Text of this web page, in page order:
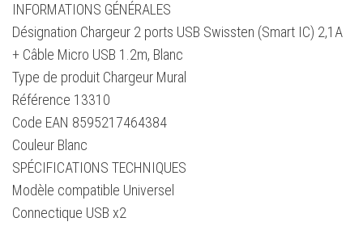
INFORMATIONS GÉNÉRALES
Désignation Chargeur 2 ports USB Swissten (Smart IC) 2,1A
+ Câble Micro USB 1.2m, Blanc
Type de produit Chargeur Mural
Référence 13310
Code EAN 8595217464384
Couleur Blanc
SPÉCIFICATIONS TECHNIQUES
Modèle compatible Universel
Connectique USB x2